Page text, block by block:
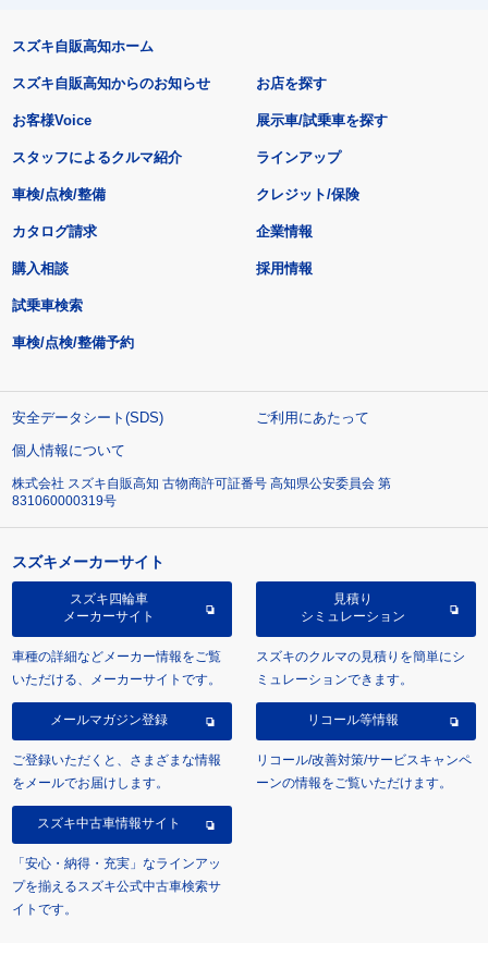
スズキ自販高知ホーム
スズキ自販高知からのお知らせ
お客様Voice
スタッフによるクルマ紹介
お店を探す
展示車/試乗車を探す
ラインアップ
車検/点検/整備 クレジット/保険
カタログ請求
購入相談
試乗車検索
車検/点検/整備予約
企業情報
採用情報
安全データシート(SDS)
ご利用にあたって
個人情報について
株式会社 スズキ自販高知 古物商許可証番号 高知県公安委員会 第
831060000319号
スズキメーカーサイト
スズキ四輪車
メーカーサイト
車種の詳細などメーカー情報をご覧
いただける、メーカーサイトです。
見積り
シミュレーション
スズキのクルマの見積りを簡単にシ
ミュレーションできます。
メールマガジン登録
ご登録いただくと、さまざまな情報
をメールでお届けします。
リコール等情報
リコール/改善対策/サービスキャンペ
ーンの情報をご覧いただけます。
スズキ中古車情報サイト
「安心・納得・充実」なラインアッ
プを揃えるスズキ公式中古車検索サ
イトです。